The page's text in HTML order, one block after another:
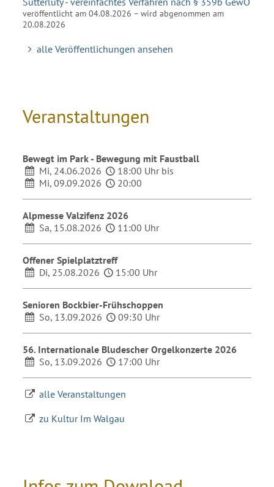
veröffentlicht am 04.08.2026 – wird abgenommen am
20.08.2026
alle Veröffentlichungen ansehen
Veranstaltungen
Bewegt im Park - Bewegung mit Faustball
Mi, 24.06.2026
18:00 Uhr bis
Mi, 09.09.2026
20:00
Alpmesse Valzifenz 2026
Sa, 15.08.2026
11:00 Uhr
Offener Spielplatztreff
Di, 25.08.2026
15:00 Uhr
Senioren Bockbier-Frühschoppen
So, 13.09.2026
09:30 Uhr
56. Internationale Bludescher Orgelkonzerte 2026
So, 13.09.2026
17:00 Uhr
alle Veranstaltungen
zu Kultur Im Walgau